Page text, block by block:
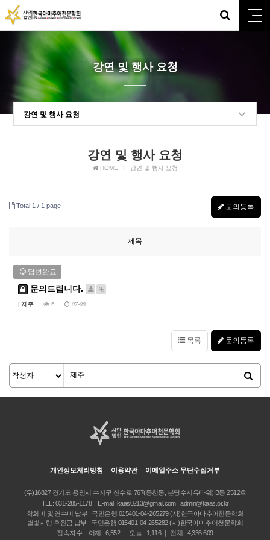
강연 및 행사 요청
강연 및 행사 요청
강연 및 행사 요청
HOME 강연 및 행사 요청
Total 1 / 1 page 문의등록
제목
답변완료
문의드립니다.
| 제주 6 07-08
목록 문의등록
개인정보처리방침 이용약관 이메일주소 무단수집거부
(우)16827 경기도 용인시 수지구 신수로 767(동천동, 분당수지유타워) B동 2512호
TEL: 031-285-1178 E-mail: kaas0213@gmail.com | admin@kaas.or.kr
학회비 및 연수비 납부 : 국민은행 015401-04-265279 (사)한국아마추어천문학회
별빛사랑 후원금 납부 : 국민은행 015401-04-265282 (사)한국아마추어천문학회
접속자수 어제 : 6,552 ｜ 오늘 : 1,116 ｜ 전체 : 4,336,609